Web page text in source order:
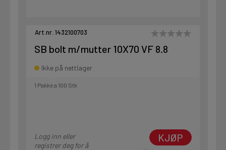
Art.nr. 1432100703
SB bolt m/mutter 10X70 VF 8.8
Ikke på nettlager
1 Pakke a 100 Stk
Logg inn eller
registrer deg for å
KJØP